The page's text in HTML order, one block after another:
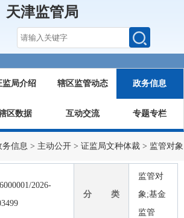
天津监管局
监局介绍 辖区监管动态 政务信息
区数据 互动交流 专题专栏
务信息 > 主动公开 > 证监局文种体裁 > 监管对象
2026-
分 类
监管对
象;基金
监管